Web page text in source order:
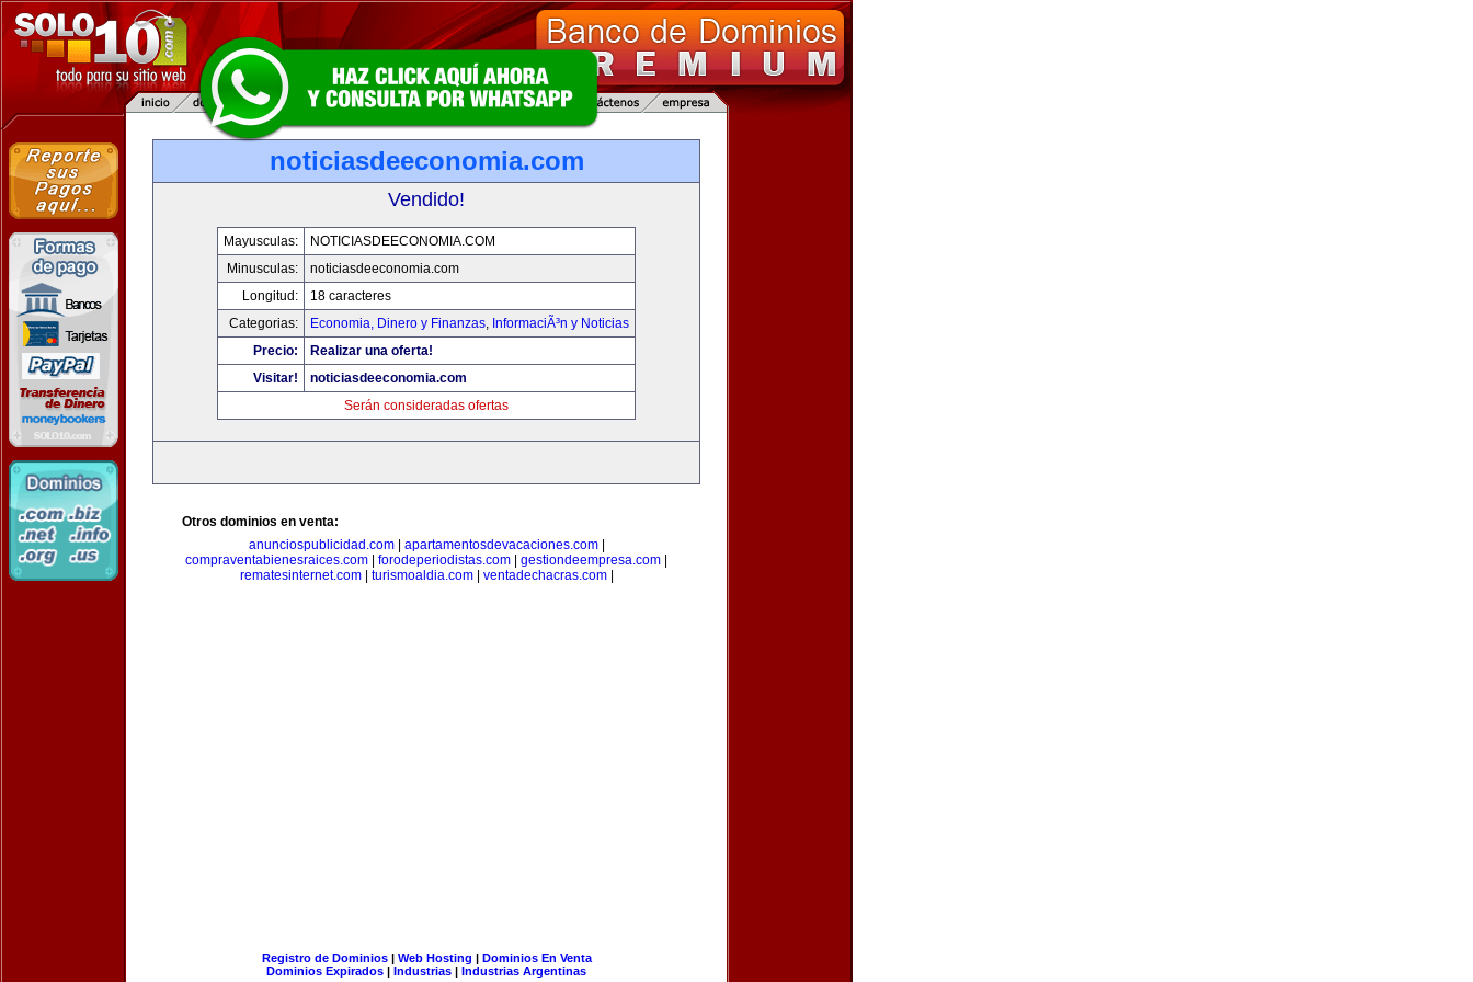
noticiasdeeconomia.com
Vendido!
Mayusculas:
NOTICIASDEECONOMIA.COM
Minusculas:
noticiasdeeconomia.com
Longitud:
18 caracteres
Categorias:
Economia, Dinero y Finanzas, InformaciÃ³n y Noticias
Precio:
Realizar una oferta!
Visitar!
noticiasdeeconomia.com
Serán consideradas ofertas
Otros dominios en venta:
anunciospublicidad.com| apartamentosdevacaciones.com|
compraventabienesraices.com
forodeperiodistas.com gestiondeempresa.com
rematesinternet.com| turismoaldia.com| ventadechacras.com|
Registro de Dominios| Web Hosting | Dominios En Venta
Dominios Expirados | Industrias | Industrias Argentinas